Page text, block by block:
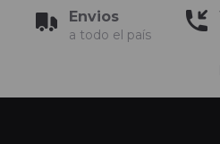
Envios
a todo el país